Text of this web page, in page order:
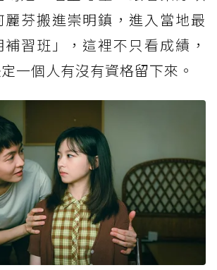
點6. 預告藏滿驚悚訊號
點7. 金獎卡司撐起血色小鎮
芬搬進崇明鎮，進入當地最
習班」，這裡不只看成績，
一個人有沒有資格留下來。